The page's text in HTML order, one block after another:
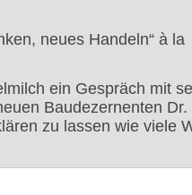
neues Handeln“ à la
ein Gespräch mit
Baudezernenten
zu lassen wie viele